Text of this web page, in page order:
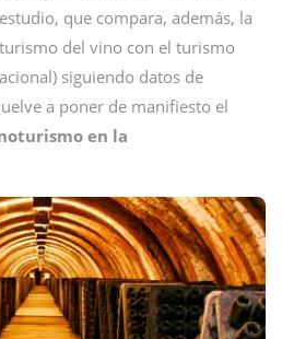
que compara, además, la
del vino con el turismo
siguiendo datos de
a poner de manifiesto el
en la